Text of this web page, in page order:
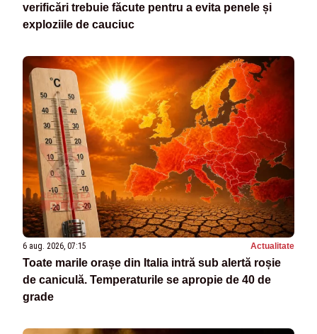
verificări trebuie făcute pentru a evita penele și
exploziile de cauciuc
6 aug. 2026, 07:15 Actualitate
Toate marile orașe din Italia intră sub alertă roșie
de caniculă. Temperaturile se apropie de 40 de
grade